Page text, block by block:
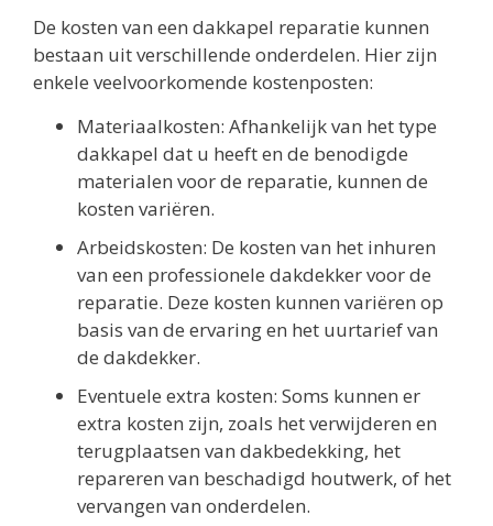
De kosten van een dakkapel reparatie kunnen
bestaan uit verschillende onderdelen. Hier zijn
enkele veelvoorkomende kostenposten:
Materiaalkosten: Afhankelijk van het type
dakkapel dat u heeft en de benodigde
materialen voor de reparatie, kunnen de
kosten variëren.
Arbeidskosten: De kosten van het inhuren
van een professionele dakdekker voor de
reparatie. Deze kosten kunnen variëren op
basis van de ervaring en het uurtarief van
de dakdekker.
Eventuele extra kosten: Soms kunnen er
extra kosten zijn, zoals het verwijderen en
terugplaatsen van dakbedekking, het
repareren van beschadigd houtwerk, of het
vervangen van onderdelen.